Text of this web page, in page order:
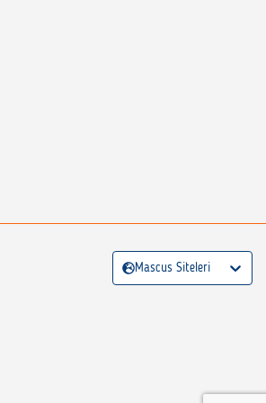
Mascus Siteleri